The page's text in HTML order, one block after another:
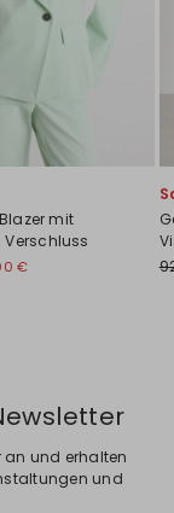
mit
€
an und erhalten
und